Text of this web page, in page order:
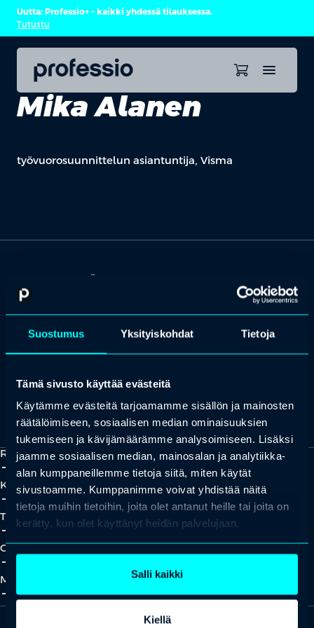
Suostumus Yksityiskohdat Tietoja
Tämä sivusto käyttää evästeitä
Käytämme evästeitä tarjoamamme sisällön ja mainosten
räätälöimiseen, sosiaalisen median ominaisuuksien
tukemiseen ja kävijämäärämme analysoimiseen. Lisäksi
jaamme sosiaalisen median, mainosalan ja analytiikka-
alan kumppaneillemme tietoja siitä, miten käytät
sivustoamme. Kumppanimme voivat yhdistää näitä
tietoja muihin tietoihin, joita olet antanut heille tai joita on
kerätty, kun olet käyttänyt heidän palvelujaan.
Salli kaikki
Kiellä
Uutta: Professio+ – kaikki yhdessä tilauksessa.
Tutustu
Mika Alanen
työvuorosuunnittelun asiantuntija, Visma
OTA YHTEYTTÄ
Keilaranta 1 A, 02150 Espoo
+358 (0)20 780 6220
asiakaspalvelu@professio.fi
Kaikki yhteystiedot Yhteistyökumppaniksi?
Ratkaisut
add_2close
Koulutukset
add_2close
Tapahtumat
add_2 close
Oivallukset
add_2
Meistä
add_2close